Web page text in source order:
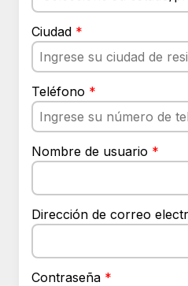
Ciudad *
Teléfono *
Nombre de usuario *
Dirección de correo
Contraseña *